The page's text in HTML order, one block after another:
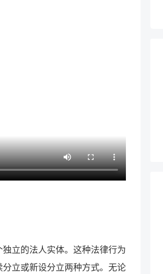
立的法人实体。这种法律行为
立或新设分立两种方式。无论